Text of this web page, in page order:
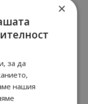
×
за да
нашия